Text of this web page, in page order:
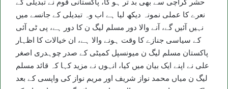
نعرے کا عملی نمونہ دیکھ لیا ہے اب وہ تبدیلی کے جانسے میں
نہیں آئیں گے، آنے والا دور مسلم لیگ ن کا دور ہے، پی ٹی آئی
کے سیاسی جنازے کا وقت ہونے والا ہے، ان خیالات کا اظہار
پاکستان مسلم لیگ ن میونسپل کمیٹی کے صدر چوہدری اصغر
علی نے اپنے ایک بیان میں کیا، انہوں نے مزید کہا کہ قائد مسلم
لیگ ن میاں محمد نواز شریف اور مریم نواز کی واپسی کے بعد